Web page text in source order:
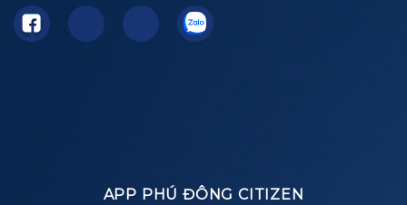
APP PHÚ ĐÔNG CITIZEN